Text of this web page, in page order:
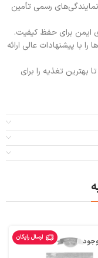
رسمی تأمین
ایمن برای حفظ کیفیت.
را با پیشنهادات عالی ارائه
بهترین تغذیه را برای
ارسال رایگان